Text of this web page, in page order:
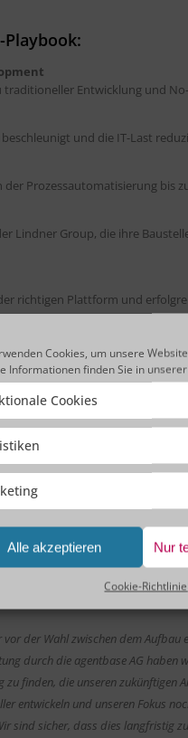
Cookies, um unsere
Informationen finden Sie in unserer
Cookies
Alle akzeptieren Nur
Cookie-Richtlinie
Entwicklung und
und die IT-Last
Prozessautomatisierung bis
Lindner Group, die ihre
richtigen Plattform und
der Wahl zwischen dem
durch die agentbase AG haben
zu finden, die unseren
entwickeln und unseren Fokus
sind sicher, dass dies langfristig